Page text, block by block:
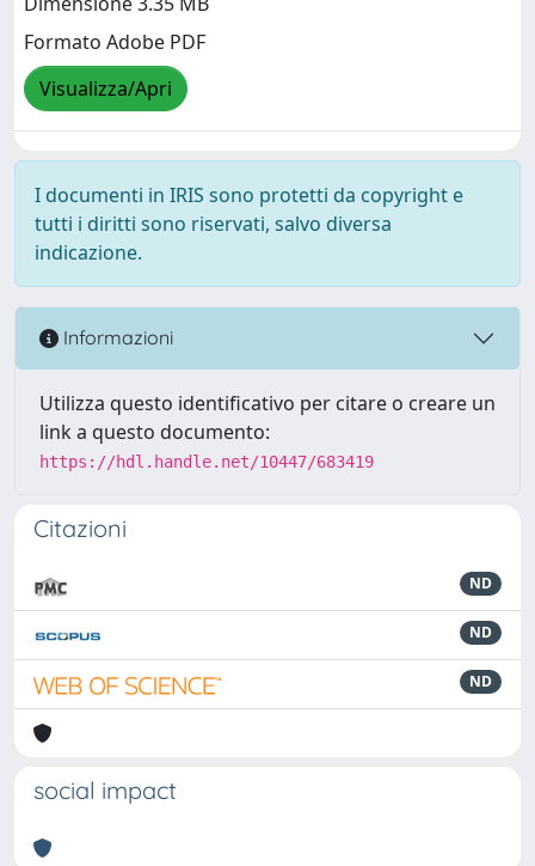
Formato Adobe PDF
Visualizza/Apri
I documenti in IRIS sono protetti da copyright e
tutti i diritti sono riservati, salvo diversa
indicazione.
Informazioni
Utilizza questo identificativo per citare o creare un
link a questo documento:
https://hdl.handle.net/10447/683419
Citazioni
ND
ND
ND
social impact